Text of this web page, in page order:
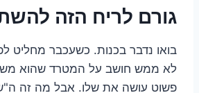
גורם לריח הזה
בואו נדבר בכנות. כשעכבר מחליט
לא ממש חושב על המטרד שהוא
פשוט עושה את שלו. אבל מה זה